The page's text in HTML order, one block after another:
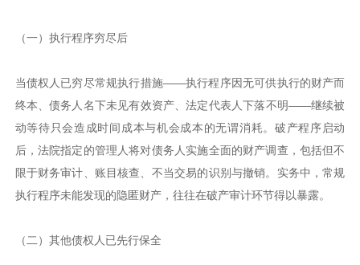
（一）执行程序穷尽后
当债权人已穷尽常规执行措施——执行程序因无可供执行的财产而
终本、债务人名下未见有效资产、法定代表人下落不明——继续被
动等待只会造成时间成本与机会成本的无谓消耗。破产程序启动
后，法院指定的管理人将对债务人实施全面的财产调查，包括但不
限于财务审计、账目核查、不当交易的识别与撤销。实务中，常规
执行程序未能发现的隐匿财产，往往在破产审计环节得以暴露。
（二）其他债权人已先行保全